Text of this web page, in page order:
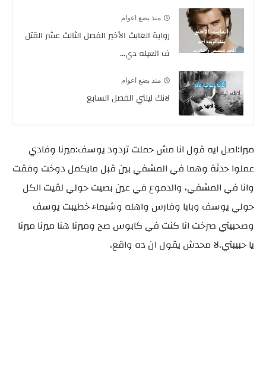
منذ بضع اعوام
رواية العابث الأخير الفصل الثالث عشر القتل
ف العيله دي...
منذ بضع اعوام
لانك ليلتي الفصل السابع
ميرا:اصل ايه قول انا مش حملت تردود يوسف:ميرنا وفادي
عملوا حدثة وهما في المشفي بين قبل مايكمل دوخت وفقت
وانا في المشفي، والدموع في عين بصيت حولي لقيت الكل
حولي يوسف وبابا وفارس واهله وشيماء خطيبت يوسف
وصحبيتي صرخت انا كنت في كابوس صح وميرنا هنا ميرنا ميرنا
يا حبيبتي.لا محدش يقول ان ده واقع.